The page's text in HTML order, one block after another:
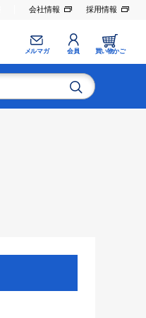
会社情報 採用情報
メルマガ 会員 買い物かご